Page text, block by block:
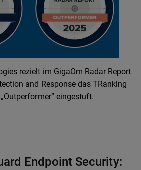
rezielt im GigaOm Radar Report
and Response das TRanking
eingestuft.
Endpoint Security: